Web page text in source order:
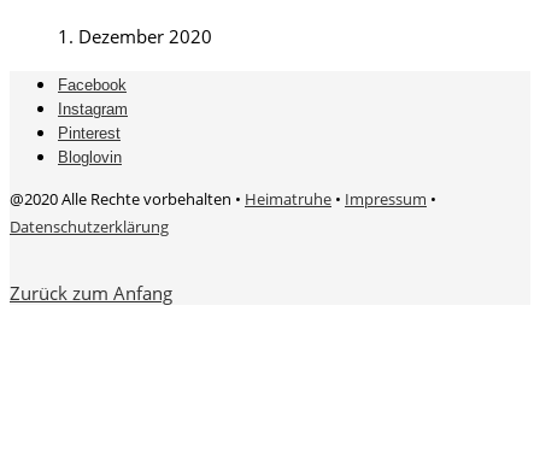
1. Dezember 2020
Facebook
Instagram
Pinterest
Bloglovin
@2020 Alle Rechte vorbehalten • Heimatruhe • Impressum •
Datenschutzerklärung
Zurück zum Anfang